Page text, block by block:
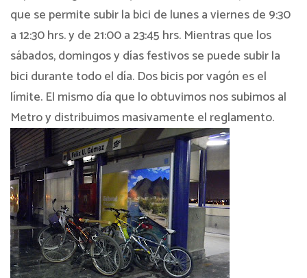
que se permite subir la bici de lunes a viernes de 9:30
a 12:30 hrs. y de 21:00 a 23:45 hrs. Mientras que los
sábados, domingos y días festivos se puede subir la
bici durante todo el día. Dos bicis por vagón es el
límite. El mismo día que lo obtuvimos nos subimos al
Metro y distribuimos masivamente el reglamento.